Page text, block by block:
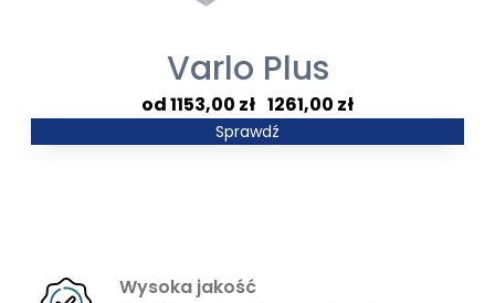
Varlo Plus
1153,00 zł 1261,00 zł
Zakres
Sprawdź
Wysoka jakość